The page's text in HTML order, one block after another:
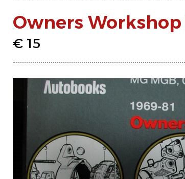
Owners
€ 15